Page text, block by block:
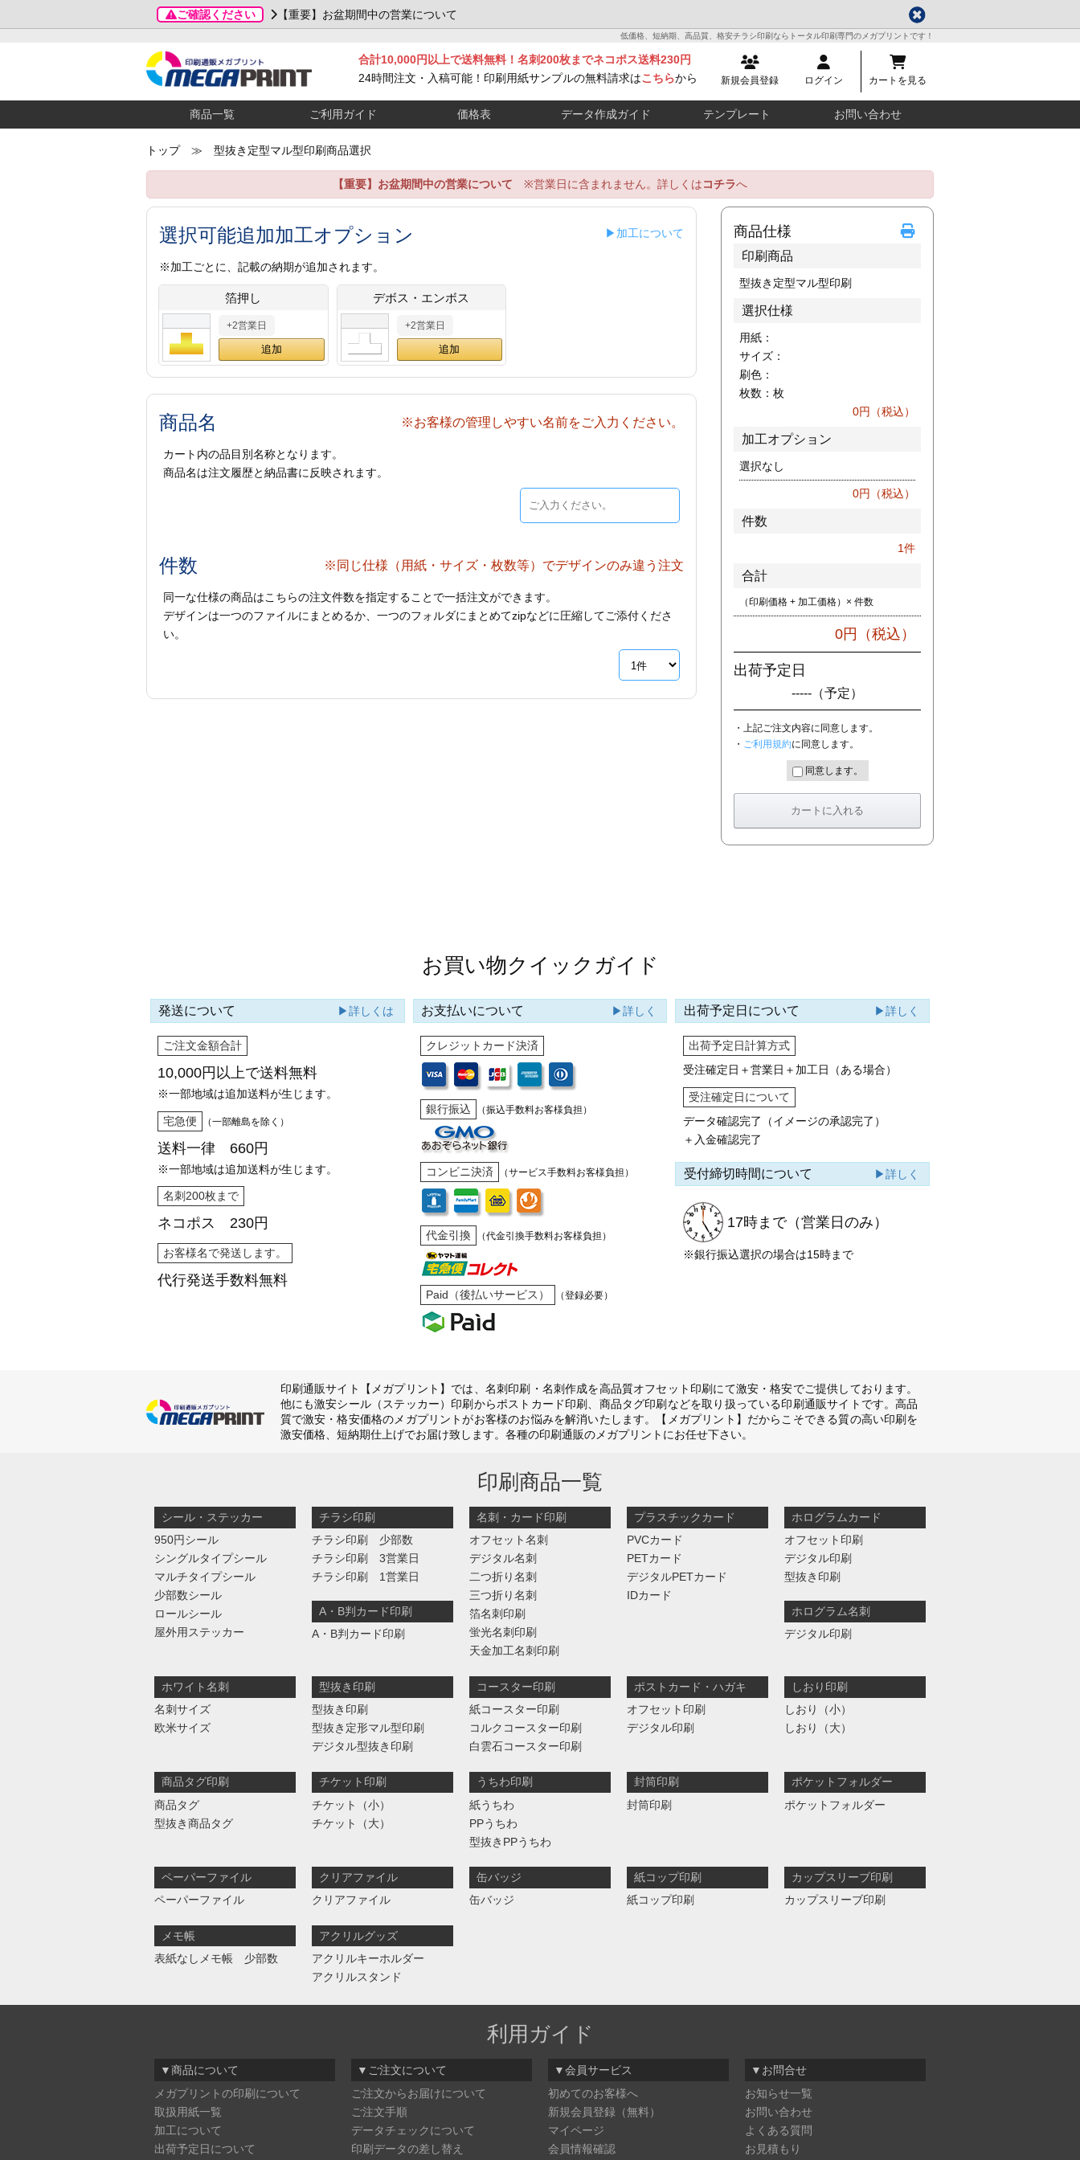
ご確認ください 【重要】お盆期間中の営業について
低価格、短納期、高品質、格安チラシ印刷ならトータル印刷専門のメガプリントです！
新規会員登録 ログイン カートを見る
合計10,000円以上で送料無料！名刺200枚までネコポス送料230円
24時間注文・入稿可能！印刷用紙サンプルの無料請求はこちらから
商品一覧 ご利用ガイド 価格表 データ作成ガイド テンプレート お問い合わせ
トップ≫ 型抜き定型マル型印刷商品選択
【重要】お盆期間中の営業について ※営業日に含まれません。詳しくはコチラへ
選択可能追加加工オプション ▶加工について
※加工ごとに、記載の納期が追加されます。
箔押し
+2営業日
デボス・エンボス
+2営業日
商品名 ※お客様の管理しやすい名前をご入力ください。
カート内の品目別名称となります。
商品名は注文履歴と納品書に反映されます。
件数 ※同じ仕様（用紙・サイズ・枚数等）でデザインのみ違う注文
同一な仕様の商品はこちらの注文件数を指定することで一括注文ができます。
デザインは一つのファイルにまとめるか、一つのフォルダにまとめてzipなどに圧縮してご添付くださ
い。
商品仕様
印刷商品
型抜き定型マル型印刷
選択仕様
用紙：
サイズ：
刷色：
枚数： 枚
0円（税込）
加工オプション
選択なし
0円（税込）
件数
1件
合計
（印刷価格 + 加工価格）× 件数
0円（税込）
出荷予定日
----- （予定）
・上記ご注文内容に同意します。
・ ご利用規約に同意します。
同意します。
お買い物クイックガイド
発送について ▶詳しくは
ご注文金額合計
10,000円以上で送料無料
※一部地域は追加送料が生じます。
宅急便 （一部離島を除く）
送料一律 660円
※一部地域は追加送料が生じます。
名刺200枚まで
ネコポス 230円
お客様名で発送します。
代行発送手数料無料
お支払いについて ▶詳しく
クレジットカード決済
銀行振込 （振込手数料お客様負担）
コンビニ決済 （サービス手数料お客様負担）
代金引換 （代金引換手数料お客様負担）
Paid（後払いサービス） （登録必要）
出荷予定日について ▶詳しく
出荷予定日計算方式
受注確定日＋営業日＋加工日（ある場合）
受注確定日について
データ確認完了（イメージの承認完了）
＋入金確認完了
受付締切時間について ▶詳しく
17時まで（営業日のみ）
※銀行振込選択の場合は15時まで
印刷通販サイト【メガプリント】では、名刺印刷・名刺作成を高品質オフセット印刷にて激安・格安でご提供しております。
他にも激安シール（ステッカー）印刷からポストカード印刷、商品タグ印刷などを取り扱っている印刷通販サイトです。高品
質で激安・格安価格のメガプリントがお客様のお悩みを解消いたします。【メガプリント】だからこそできる質の高い印刷を
激安価格、短納期仕上げでお届け致します。各種の印刷通販のメガプリントにお任せ下さい。
印刷商品一覧
シール・ステッカー
950円シール
シングルタイプシール
マルチタイプシール
少部数シール
ロールシール
屋外用ステッカー
チラシ印刷
チラシ印刷 少部数
チラシ印刷 3営業日
チラシ印刷 1営業日
A・B判カード印刷
A・B判カード印刷
名刺・カード印刷
オフセット名刺
デジタル名刺
二つ折り名刺
三つ折り名刺
箔名刺印刷
蛍光名刺印刷
天金加工名刺印刷
プラスチックカード
PVCカード
PETカード
デジタルPETカード
IDカード
ホログラムカード
オフセット印刷
デジタル印刷
型抜き印刷
ホログラム名刺
デジタル印刷
ホワイト名刺
名刺サイズ
欧米サイズ
型抜き印刷
型抜き印刷
型抜き定形マル型印刷
デジタル型抜き印刷
コースター印刷
紙コースター印刷
コルクコースター印刷
白雲石コースター印刷
ポストカード・ハガキ
オフセット印刷
デジタル印刷
しおり印刷
しおり（小）
しおり（大）
商品タグ印刷
商品タグ
型抜き商品タグ
チケット印刷
チケット（小）
チケット（大）
うちわ印刷
紙うちわ
PPうちわ
型抜きPPうちわ
封筒印刷
封筒印刷
ポケットフォルダー
ポケットフォルダー
ペーパーファイル
ペーパーファイル
クリアファイル
クリアファイル
缶バッジ
缶バッジ
紙コップ印刷
紙コップ印刷
カップスリーブ印刷
カップスリーブ印刷
メモ帳
表紙なしメモ帳 少部数
アクリルグッズ
アクリルキーホルダー
アクリルスタンド
利用ガイド
▼商品について
メガプリントの印刷について
取扱用紙一覧
加工について
出荷予定日について
▼ご注文について
ご注文からお届けについて
ご注文手順
データチェックについて
印刷データの差し替え
▼会員サービス
初めてのお客様へ
新規会員登録（無料）
マイページ
会員情報確認
▼お問合せ
お知らせ一覧
お問い合わせ
よくある質問
お見積もり